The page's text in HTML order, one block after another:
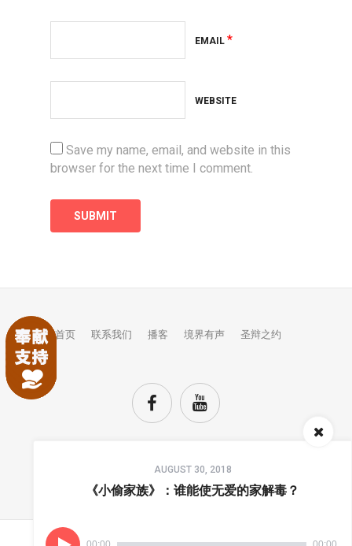
EMAIL *
WEBSITE
Save my name, email, and website in this
browser for the next time I comment.
AUGUST 30, 2018
《小偷家族》：谁能使无爱的家解毒？
首页 联系我们 播客 境界有声 圣辩之约
TOP